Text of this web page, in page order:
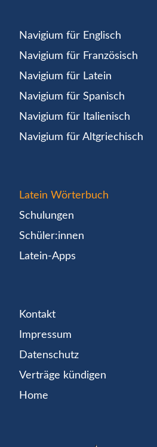
Navigium für Englisch
Navigium für Französisch
Navigium für Latein
Navigium für Spanisch
Navigium für Italienisch
Navigium für Altgriechisch
Latein Wörterbuch
Schulungen
Schüler:innen
Latein-Apps
Kontakt
Impressum
Datenschutz
Verträge kündigen
Home